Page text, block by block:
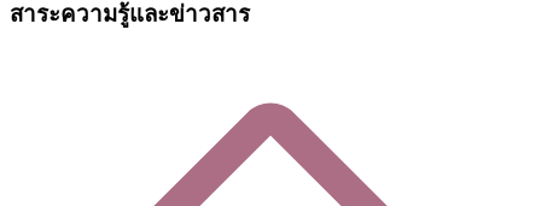
สาระความรู้และข่าวสาร